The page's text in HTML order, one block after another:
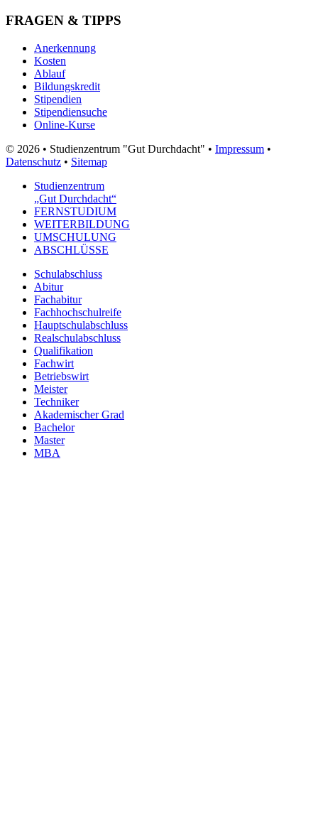
FRAGEN & TIPPS
Anerkennung
Kosten
Ablauf
Bildungskredit
Stipendien
Stipendiensuche
Online-Kurse
© 2026 • Studienzentrum "Gut Durchdacht" • Impressum •
Datenschutz • Sitemap
Studienzentrum
„Gut Durchdacht“
FERNSTUDIUM
WEITERBILDUNG
UMSCHULUNG
ABSCHLÜSSE
Schulabschluss
Abitur
Fachabitur
Fachhochschulreife
Hauptschulabschluss
Realschulabschluss
Qualifikation
Fachwirt
Betriebswirt
Meister
Techniker
Akademischer Grad
Bachelor
Master
MBA